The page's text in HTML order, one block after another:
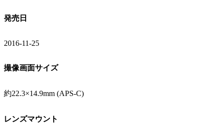
発売日
2016-11-25
撮像画面サイズ
約22.3×14.9mm (APS-C)
レンズマウント